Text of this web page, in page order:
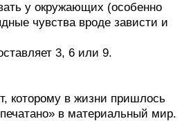
у окружающих (особенно
чувства вроде зависти и
3, 6 или 9.
которому в жизни пришлось
в материальный мир.